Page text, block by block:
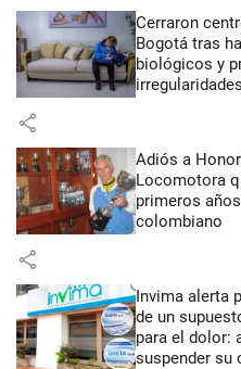
Cerraron
Bogotá tras
biológicos y
share
Adiós a
Locomotora
primeros
colombiano
share
Invima alerta
de un
para el dolor:
suspender su